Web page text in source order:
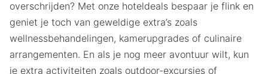
overschrijden? Met onze hoteldeals bespaar je flink en
geniet je toch van geweldige extra’s zoals
wellnessbehandelingen, kamerupgrades of culinaire
arrangementen. En als je nog meer avontuur wilt, kun
je extra activiteiten zoals outdoor-excursies of